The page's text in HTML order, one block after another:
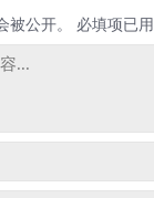
公开。 必填项已用